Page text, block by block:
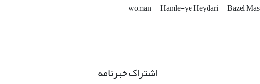
woman Hamle-ye Heydari Bazel
اشتراک خبرنامه